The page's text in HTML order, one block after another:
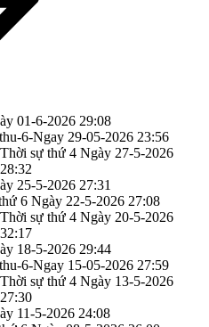
01-6-2026 29:08
6-Ngay 29-05-2026 23:56
Thời sự thứ 4 Ngày 27-5-2026
28:32
25-5-2026 27:31
6 Ngày 22-5-2026 27:08
Thời sự thứ 4 Ngày 20-5-2026
32:17
18-5-2026 29:44
6-Ngay 15-05-2026 27:59
Thời sự thứ 4 Ngày 13-5-2026
27:30
11-5-2026 24:08